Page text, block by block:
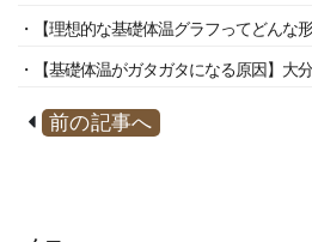
・【理想的な基礎体温グラフってどんな
・【基礎体温がガタガタになる原因】大
前の記事へ